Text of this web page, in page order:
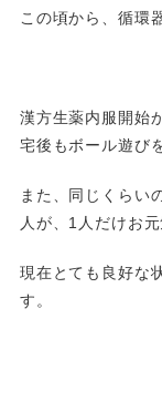
この頃から、循環
漢方生薬内服開始
宅後もボール遊び
また、同じくらい
人が、1人だけお元
現在とても良好な
す。